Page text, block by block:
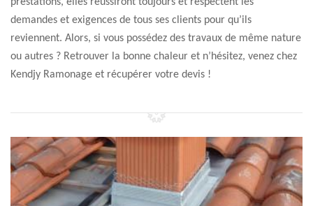
demandes et exigences de tous ses clients pour qu’ils
reviennent. Alors, si vous possédez des travaux de même nature
ou autres ? Retrouver la bonne chaleur et n’hésitez, venez chez
Kendjy Ramonage et récupérer votre devis !